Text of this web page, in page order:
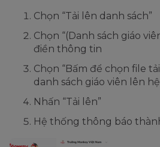
Chọn “Tải lên danh sách”
Chọn “(Danh sách giáo
điền thông tin
Chọn “Bấm để chọn file
danh sách giáo viên lên
Nhấn “Tải lên”
Hệ thống thông báo